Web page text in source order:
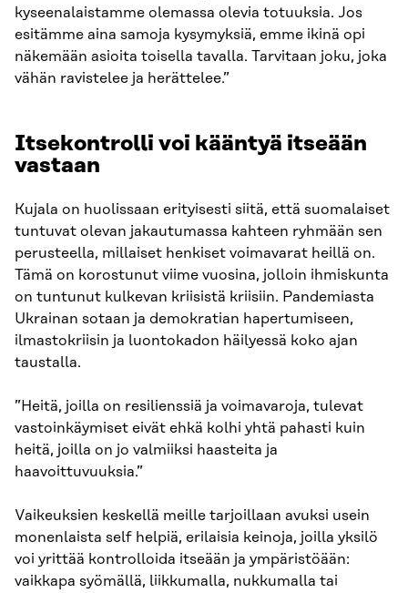
kyseenalaistamme olemassa olevia totuuksia. Jos
esitämme aina samoja kysymyksiä, emme ikinä opi
näkemään asioita toisella tavalla. Tarvitaan joku, joka
vähän ravistelee ja herättelee.”
Itsekontrolli voi kääntyä itseään
vastaan
Kujala on huolissaan erityisesti siitä, että suomalaiset
tuntuvat olevan jakautumassa kahteen ryhmään sen
perusteella, millaiset henkiset voimavarat heillä on.
Tämä on korostunut viime vuosina, jolloin ihmiskunta
on tuntunut kulkevan kriisistä kriisiin. Pandemiasta
Ukrainan sotaan ja demokratian hapertumiseen,
ilmastokriisin ja luontokadon häilyessä koko ajan
taustalla.
”Heitä, joilla on resilienssiä ja voimavaroja, tulevat
vastoinkäymiset eivät ehkä kolhi yhtä pahasti kuin
heitä, joilla on jo valmiiksi haasteita ja
haavoittuvuuksia.”
Vaikeuksien keskellä meille tarjoillaan avuksi usein
monenlaista self helpiä, erilaisia keinoja, joilla yksilö
voi yrittää kontrolloida itseään ja ympäristöään:
vaikkapa syömällä, liikkumalla, nukkumalla tai